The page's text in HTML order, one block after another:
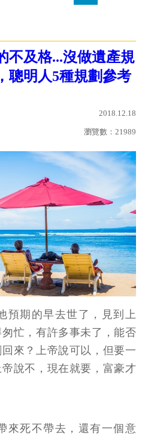
不及格...沒做遺產規
聰明人5種規劃參考
2018.12.18
瀏覽數： 21989
預期的早去世了，見到上
忙，有許多事未了，能否
來？上帝說可以，但要一
說不，現在就要，富豪才
來死不帶去，還有一個意